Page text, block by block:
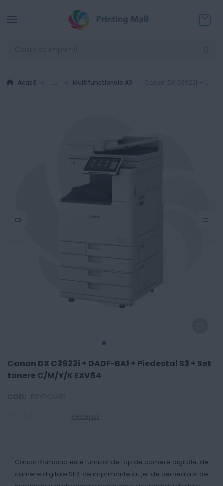
Acasă ... Multifunctionale A3
Canon DX C3922i + DADF-BA1 + Piedestal S3 + Set
tonere C/M/Y/K EXV64
Canon Romania este furnizor de top de camere digitale, de
camere digitale SLR, de imprimante cu jet de cerneala si de